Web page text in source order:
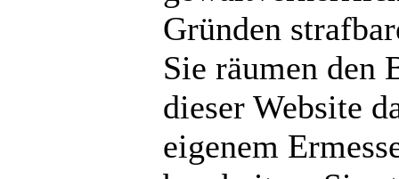
Gründen
Sie räumen den
dieser Website
eigenem